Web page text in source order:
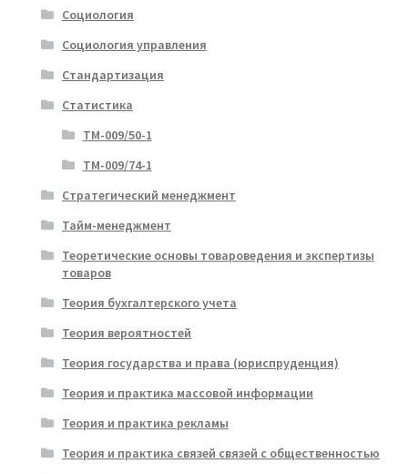
Социология
Социология управления
Стандартизация
Статистика
ТМ-009/50-1
ТМ-009/74-1
Стратегический менеджмент
Тайм-менеджмент
Теоретические основы товароведения и экспертизы
товаров
Теория бухгалтерского учета
Теория вероятностей
Теория государства и права (юриспруденция)
Теория и практика массовой информации
Теория и практика рекламы
Теория и практика связей связей с общественностью